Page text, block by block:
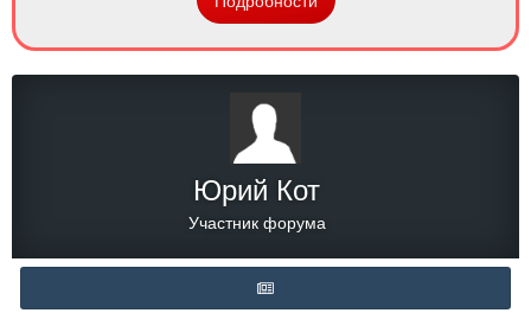
Юрий Кот
Участник форума